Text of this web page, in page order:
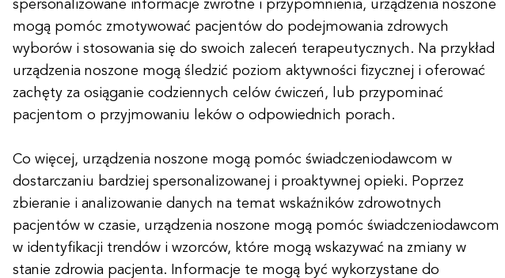
spersonalizowane informacje zwrotne i przypomnienia, urządzenia noszone
mogą pomóc zmotywować pacjentów do podejmowania zdrowych
wyborów i stosowania się do swoich zaleceń terapeutycznych. Na przykład
urządzenia noszone mogą śledzić poziom aktywności fizycznej i oferować
zachęty za osiąganie codziennych celów ćwiczeń, lub przypominać
pacjentom o przyjmowaniu leków o odpowiednich porach.
Co więcej, urządzenia noszone mogą pomóc świadczeniodawcom w
dostarczaniu bardziej spersonalizowanej i proaktywnej opieki. Poprzez
zbieranie i analizowanie danych na temat wskaźników zdrowotnych
pacjentów w czasie, urządzenia noszone mogą pomóc świadczeniodawcom
w identyfikacji trendów i wzorców, które mogą wskazywać na zmiany w
stanie zdrowia pacjenta. Informacje te mogą być wykorzystane do